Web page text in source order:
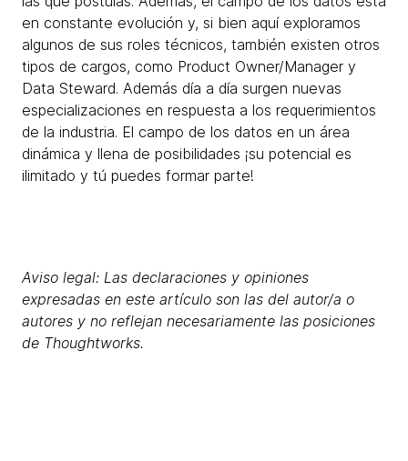
en constante evolución y, si bien aquí exploramos
algunos de sus roles técnicos, también existen otros
tipos de cargos, como Product Owner/Manager y
Data Steward. Además día a día surgen nuevas
especializaciones en respuesta a los requerimientos
de la industria. El campo de los datos en un área
dinámica y llena de posibilidades ¡su potencial es
ilimitado y tú puedes formar parte!
Aviso legal: Las declaraciones y opiniones
expresadas en este artículo son las del autor/a o
autores y no reflejan necesariamente las posiciones
de Thoughtworks.